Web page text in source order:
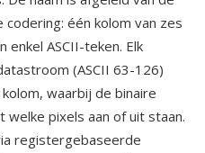
één kolom van zes
ASCII-teken. Elk
(ASCII 63-126)
waarbij de binaire
pixels aan of uit staan.
registergebaseerde